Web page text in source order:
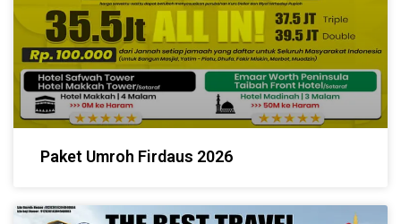
Paket Umroh Firdaus 2026